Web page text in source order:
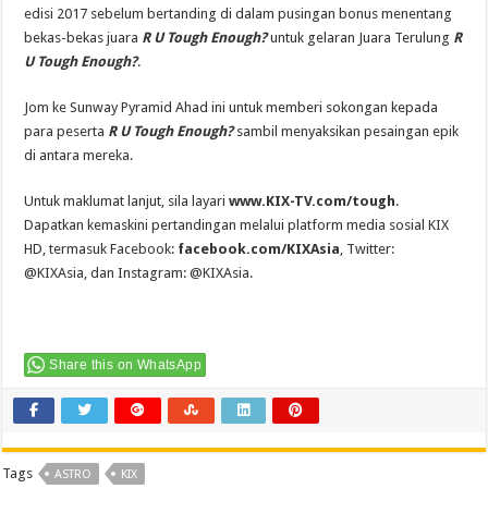
edisi 2017 sebelum bertanding di dalam pusingan bonus menentang
bekas-bekas juara R U Tough Enough?untuk gelaran Juara Terulung R
U Tough Enough?.
Jom ke Sunway Pyramid Ahad ini untuk memberi sokongan kepada
para peserta R U Tough Enough?sambil menyaksikan pesaingan epik
di antara mereka.
Untuk maklumat lanjut, sila layariwww.KIX-TV.com/tough.
Dapatkan kemaskini pertandingan melalui platform media sosial KIX
HD, termasuk Facebook: facebook.com/KIXAsia, Twitter:
@KIXAsia, dan Instagram: @KIXAsia.
Share this on WhatsApp
Tags ASTRO KIX